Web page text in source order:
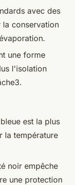
avec des
la conservation
une forme
l'isolation
est la plus
la température
noir empêche
une protection